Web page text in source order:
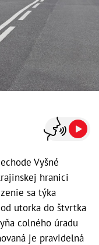
Vyšné
hranici
sa týka
utorka do štvrtka
colného úradu
je pravidelná